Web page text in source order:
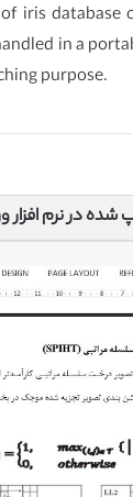
iris database
in a
purpose.
شده در نرم افزار